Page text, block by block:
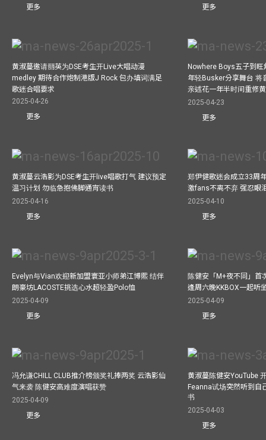
更多
更多
黄淑蔓邀请丽英为DSE考生开Live大唱动漫
medley 期待合作炮制港版J Rock 包办填词满足
歌迷合唱要求
2025-04-26
更多
Nowhere Boys五子到
年轻Busker分享舞台 将
亲述花一年半时间重修
2025-04-23
更多
黄淑蔓云浩影为DSE考生开live唱歌打气 建议预定
温习计划 勿临急抱佛脚通宵读书
2025-04-16
更多
郑伊健歌迷会成立33周
激fans不离不弃 强忍眼
2025-04-10
更多
Evelyn与Vian欢迎新加盟寰亚小师弟江博熙 结伴
朗豪坊LACOSTE挑选心水超轻盈Polo恤
2025-04-09
更多
陈健安「M+夜不同」首
逢周六晚KKBOX一起听
2025-04-09
更多
冯允谦CHILL CLUB推介榜颁奖礼捧两奖 云浩影仙
气来袭 陈健安高难度演唱获赞
2025-04-09
更多
黄淑蔓陈健安YouTube
Feanna试场突然听到自
书
2025-04-03
更多